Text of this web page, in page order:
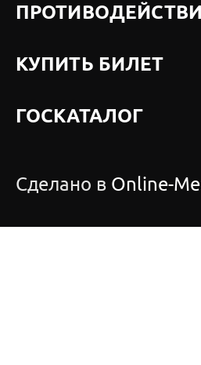
КУПИТЬ БИЛЕТ
ГОСКАТАЛОГ
Сделано в Online-